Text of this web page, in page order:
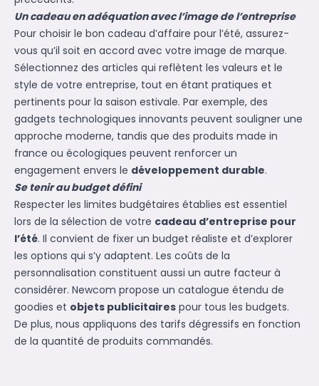
Un cadeau en adéquation avec l’image de l’entreprise
Pour choisir le bon cadeau d’affaire pour l’été, assurez-
vous qu’il soit en accord avec votre image de marque.
Sélectionnez des articles qui reflètent les valeurs et le
style de votre entreprise, tout en étant pratiques et
pertinents pour la saison estivale. Par exemple, des
gadgets technologiques innovants peuvent souligner une
approche moderne, tandis que des produits made in
france ou écologiques peuvent renforcer un
engagement envers le développement durable.
Se tenir au budget défini
Respecter les limites budgétaires établies est essentiel
lors de la sélection de votre cadeau d’entreprise pour
l’été. Il convient de fixer un budget réaliste et d’explorer
les options qui s’y adaptent. Les coûts de la
personnalisation constituent aussi un autre facteur à
considérer. Newcom propose un catalogue étendu de
goodies et objets publicitaires pour tous les budgets.
De plus, nous appliquons des tarifs dégressifs en fonction
de la quantité de produits commandés.